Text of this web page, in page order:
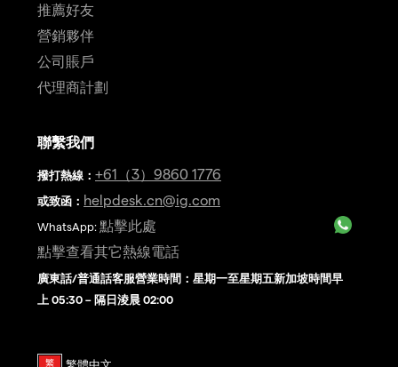
推薦好友
營銷夥伴
公司賬戶
代理商計劃
聯繫我們
撥打熱線 ： +61（3）9860 1776
或致函： helpdesk.cn@ig.com
WhatsApp: 點擊此處
點擊查看其它熱線電話
廣東話/普通話客服營業時間：星期一至星期五新加坡時間早
上 05:30 – 隔日淩晨 02:00